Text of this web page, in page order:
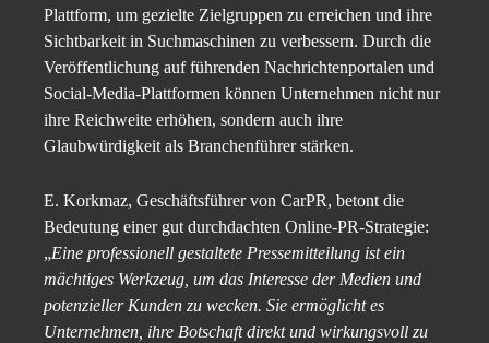
Plattform, um gezielte Zielgruppen zu erreichen und ihre
Sichtbarkeit in Suchmaschinen zu verbessern. Durch die
Veröffentlichung auf führenden Nachrichtenportalen und
Social-Media-Plattformen können Unternehmen nicht nur
ihre Reichweite erhöhen, sondern auch ihre
Glaubwürdigkeit als Branchenführer stärken.
E. Korkmaz, Geschäftsführer von CarPR, betont die
Bedeutung einer gut durchdachten Online-PR-Strategie:
„Eine professionell gestaltete Pressemitteilung ist ein
mächtiges Werkzeug, um das Interesse der Medien und
potenzieller Kunden zu wecken. Sie ermöglicht es
Unternehmen, ihre Botschaft direkt und wirkungsvoll zu